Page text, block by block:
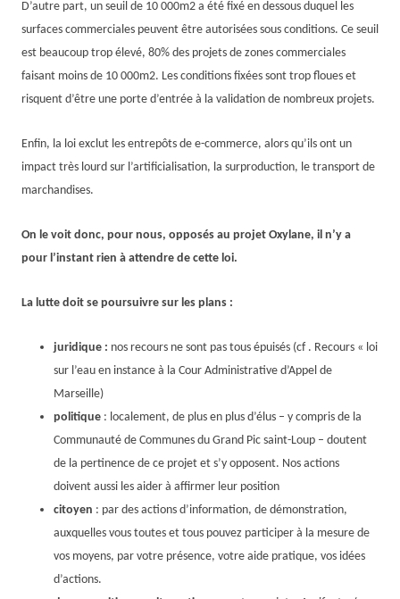
D’autre part, un seuil de 10 000m2 a été fixé en dessous duquel les
surfaces commerciales peuvent être autorisées sous conditions. Ce seuil
est beaucoup trop élevé, 80% des projets de zones commerciales
faisant moins de 10 000m2. Les conditions fixées sont trop floues et
risquent d’être une porte d’entrée à la validation de nombreux projets.
Enfin, la loi exclut les entrepôts de e-commerce, alors qu’ils ont un
impact très lourd sur l’artificialisation, la surproduction, le transport de
marchandises.
On le voit donc, pour nous, opposés au projet Oxylane, il n’y a
pour l’instant rien à attendre de cette loi.
La lutte doit se poursuivre sur les plans :
juridique : nos recours ne sont pas tous épuisés (cf . Recours « loi
sur l’eau en instance à la Cour Administrative d’Appel de
Marseille)
politique : localement, de plus en plus d’élus – y compris de la
Communauté de Communes du Grand Pic saint-Loup – doutent
de la pertinence de ce projet et s’y opposent. Nos actions
doivent aussi les aider à affirmer leur position
citoyen : par des actions d’information, de démonstration,
auxquelles vous toutes et tous pouvez participer à la mesure de
vos moyens, par votre présence, votre aide pratique, vos idées
d’actions.